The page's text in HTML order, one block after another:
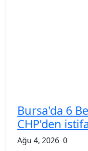
Bursa'da 6
CHP'den
Ağu 4, 2026 0